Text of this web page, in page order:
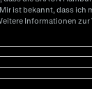
ist bekannt, dass ich
Informationen zur